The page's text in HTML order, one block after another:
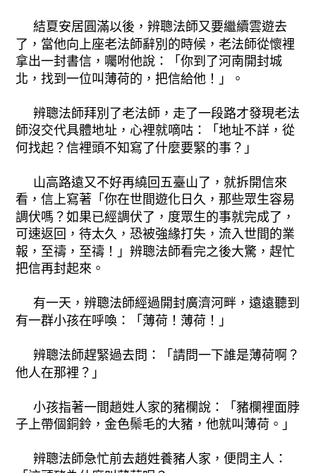
結夏安居圓滿以後，辨聰法師又要繼續雲遊去
了，當他向上座老法師辭別的時候，老法師從懷裡
拿出一封書信，囑咐他說：「你到了河南開封城
北，找到一位叫薄荷的，把信給他！」。
辨聰法師拜別了老法師，走了一段路才發現老法
師沒交代具體地址，心裡就嘀咕：「地址不詳，從
何找起？信裡頭不知寫了什麼要緊的事？」
山高路遠又不好再繞回五臺山了，就拆開信來
看，信上寫著「你在世間遊化日久，那些眾生容易
調伏嗎？如果已經調伏了，度眾生的事就完成了，
可速返回，待太久，恐被強緣打失，流入世間的業
報，至禱，至禱！」辨聰法師看完之後大驚，趕忙
把信再封起來。
有一天，辨聰法師經過開封廣濟河畔，遠遠聽到
有一群小孩在呼喚：「薄荷！薄荷！」
辨聰法師趕緊過去問：「請問一下誰是薄荷啊？
他人在那裡？」
小孩指著一間趙姓人家的豬欄說：「豬欄裡面脖
子上帶個銅鈴，金色鬃毛的大豬，他就叫薄荷。」
辨聰法師急忙前去趙姓養豬人家，便問主人：